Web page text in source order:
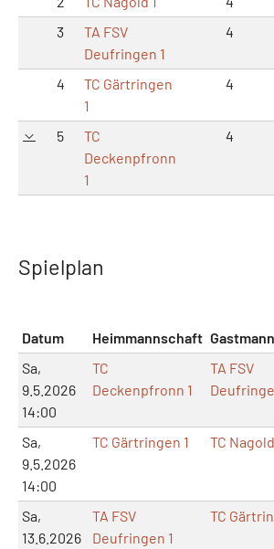
3
TA FSV
Deufringen 1
4
4
TC Gärtringen
1
4
5
TC
Deckenpfronn
1
4
Spielplan
Datum Heimmannschaft
Sa,
9.5.2026
14:00
TC
Deckenpfronn 1
TA FSV
Sa,
9.5.2026
14:00
TC Gärtringen 1 TC Nagold
Sa,
13.6.2026
TA FSV
Deufringen 1
TC